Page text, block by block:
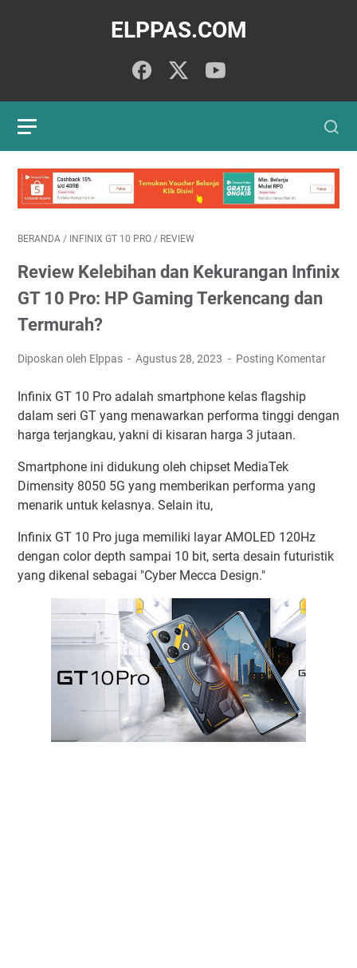
ELPPAS.COM
BERANDA / INFINIX GT 10 PRO / REVIEW
Review Kelebihan dan Kekurangan Infinix
GT 10 Pro: HP Gaming Terkencang dan
Termurah?
Diposkan oleh Elppas Agustus 28, 2023 Posting Komentar
Infinix GT 10 Pro adalah smartphone kelas flagship
dalam seri GT yang menawarkan performa tinggi dengan
harga terjangkau, yakni di kisaran harga 3 jutaan.
Smartphone ini didukung oleh chipset MediaTek
Dimensity 8050 5G yang memberikan performa yang
menarik untuk kelasnya. Selain itu,
Infinix GT 10 Pro juga memiliki layar AMOLED 120Hz
dengan color depth sampai 10 bit, serta desain futuristik
yang dikenal sebagai "Cyber Mecca Design."